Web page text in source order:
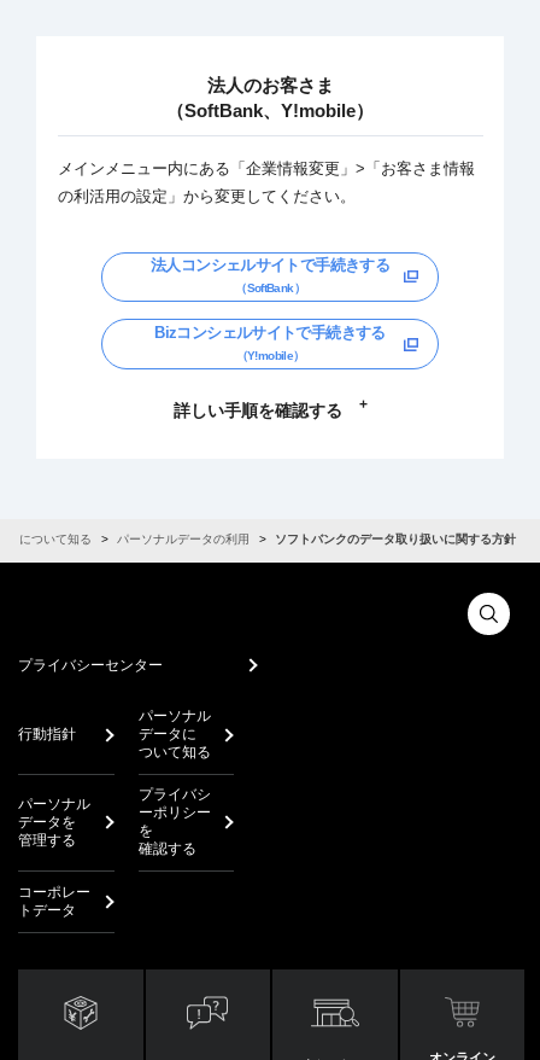
法人のお客さま
（SoftBank、Y!mobile）
メインメニュー内にある「企業情報変更」>「お客さま情報
の利活用の設定」から変更してください。
法人コンシェルサイトで手続きする
（SoftBank）
Bizコンシェルサイトで手続きする
（Y!mobile）
詳しい手順を確認する
タについて知る パーソナルデータの利用 ソフトバンクのデータ取り扱いに関する方針
プライバシーセンター
行動指針
パーソナル
データに
ついて知る
パーソナル
データを
管理する
プライバシ
ーポリシー
を
確認する
コーポレー
トデータ